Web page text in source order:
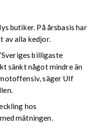
butiker. På årsbasis har
av alla kedjor.
billigaste
sänkt något mindre än
säger Ulf
hos
mätningen.